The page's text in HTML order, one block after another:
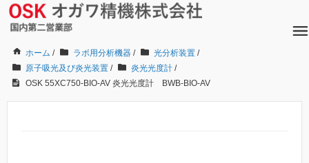
ホーム / ラボ用分析機器 / 光分析装置 /
原子吸光及び炎光装置 / 炎光光度計 /
OSK 55XC750-BIO-AV 炎光光度計 BWB-BIO-AV